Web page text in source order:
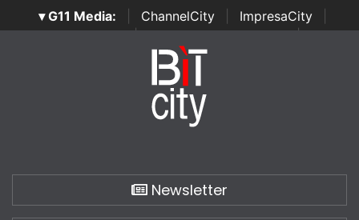
▾ G11 Media: ChannelCity ImpresaCity
SecurityOpenLab | Italian Channel Awards | Italian
Italian Security Awards
Newsletter